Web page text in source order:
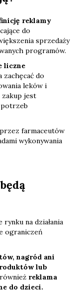
reklamy
do
sprzedaży
programów.
liczne
zachęcać do
leków i
zakup jest
potrzeb
farmaceutów
wykonywania
na działania
ograniczeń
nagród ani
lub
reklama
do dzieci.